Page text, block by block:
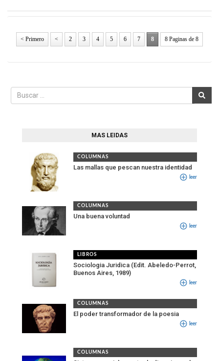
< Primero < 2 3 4 5 6 7 8 8 Paginas de 8
MAS LEIDAS
COLUMNAS
Las mallas que pescan nuestra identidad
leer
COLUMNAS
Una buena voluntad
leer
LIBROS
Sociologia Juridica (Edit. Abeledo-Perrot,
Buenos Aires, 1989)
leer
COLUMNAS
El poder transformador de la poesia
leer
COLUMNAS